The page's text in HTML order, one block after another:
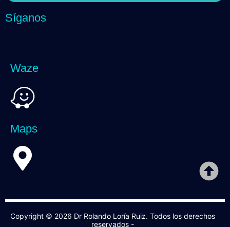
Síganos
Waze
Maps
Copyright © 2026 Dr Rolando Loría Ruiz. Todos los derechos
reservados -